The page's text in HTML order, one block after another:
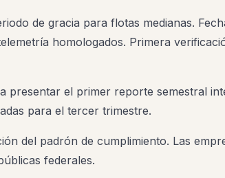
de gracia para flotas medianas.
homologados. Primera
presentar el primer reporte semestral
para el tercer trimestre.
del padrón de cumplimiento. Las
federales.